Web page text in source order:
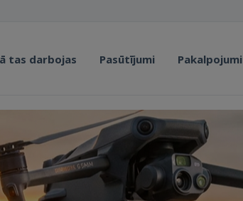
tas darbojas Pasūtījumi Pakalpojumi